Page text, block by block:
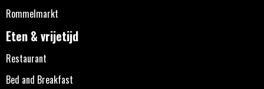
Rommelmarkt
Eten & vrijetijd
Restaurant
Bed and Breakfast